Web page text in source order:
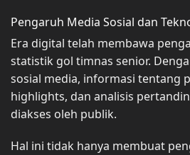
Pengaruh Media Sosial dan
Era digital telah membawa
statistik gol timnas senior.
sosial media, informasi tentang
highlights, dan analisis
diakses oleh publik.
Hal ini tidak hanya membuat